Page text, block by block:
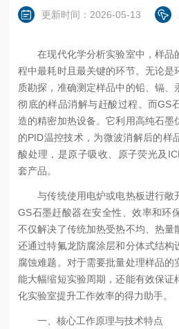
更新时间：2026-05-13
在现代化学分析实验室中，样品
程中最耗时且最关键的环节。无论是
质勘探，准确测定样品中的铅、镉
彻底的样品消解与赶酸过程。而GS
造的精密加热设备。它利用高纯石墨
的PID温控技术，为微波消解后的样
酸处理，是原子吸收、原子荧光及
套产品。
与传统使用电炉或电热板进行敞
GS石墨赶酸器在安全性、效率和环
不仅解决了传统加热受热不均、热量
还通过特氟龙防腐涂层和分体式结构
腐蚀难题。对于需要批量处理样品的
能大幅缩短实验周期，还能有效保证
化实验室提升工作效率的得力助手。
一、核心工作原理与技术特点